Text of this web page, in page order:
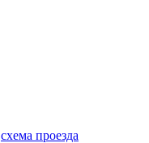
схема проезда